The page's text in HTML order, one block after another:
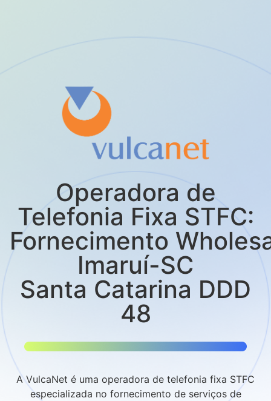
Operadora de
Telefonia Fixa STFC:
Fornecimento
Imaruí-SC
Santa Catarina DDD
48
A VulcaNet é uma operadora de telefonia fixa STFC
especializada no fornecimento de serviços de